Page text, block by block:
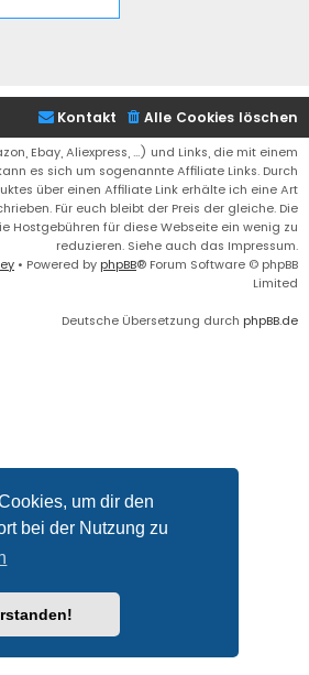
um dir den
bei der Nutzung zu
Alle Cookies löschen
Kontakt
Ebay, Aliexpress, ...) und Links, die mit einem
es sich um sogenannte Affiliate Links. Durch
über einen Affiliate Link erhälte ich eine Art
Für euch bleibt der Preis der gleiche. Die
Hostgebühren für diese Webseite ein wenig zu
reduzieren. Siehe auch das Impressum.
• Powered by phpBB® Forum Software © phpBB
Limited
Deutsche Übersetzung durch phpBB.de